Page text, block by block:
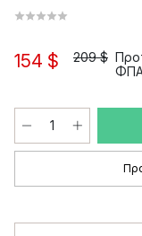
154 $ 209 $